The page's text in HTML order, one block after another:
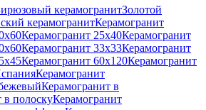
керамогранитЗолотой
керамогранитКерамогранит
Керамогранит 25x40Керамогранит
Керамогранит 33x33Керамогранит
Керамогранит 60x120Керамогранит
Керамогранит
Керамогранит в
в полоскуКерамогранит